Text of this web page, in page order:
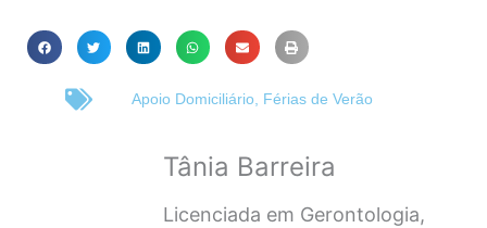
Apoio Domiciliário, Férias de Verão
Tânia Barreira
Licenciada em Gerontologia,